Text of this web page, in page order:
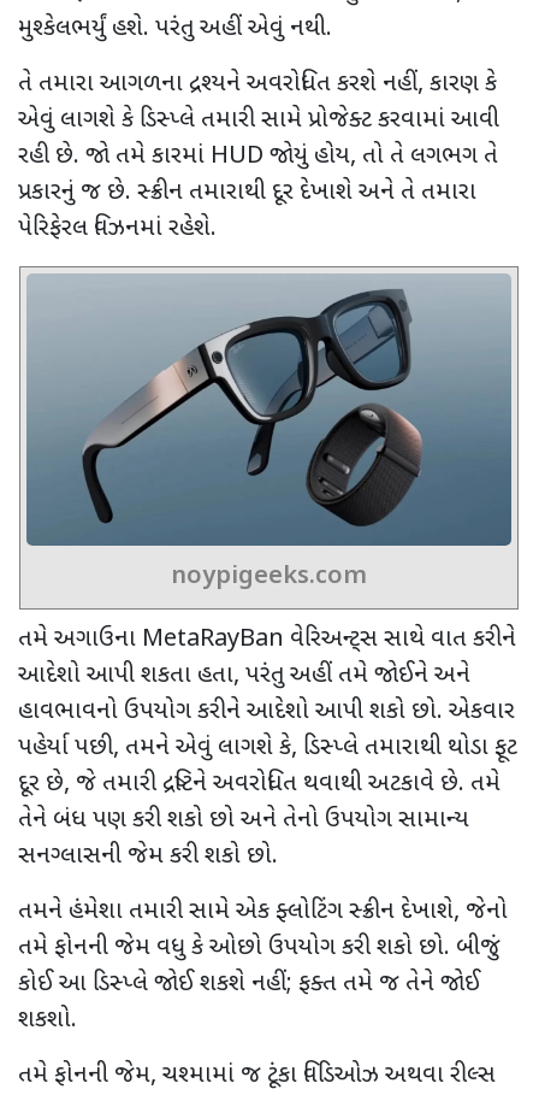
મુશ્કેલભર્યું હશે. પરંતુ અહીં એવું નથી.
તે તમારા આગળના દ્રશ્યને અવરોધિત કરશે નહીં, કારણ કે
એવું લાગશે કે ડિસ્પ્લે તમારી સામે પ્રોજેક્ટ કરવામાં આવી
રહી છે. જો તમે કારમાં HUD જોયું હોય, તો તે લગભગ તે
પ્રકારનું જ છે. સ્ક્રીન તમારાથી દૂર દેખાશે અને તે તમારા
પેરિફેરલ વિઝનમાં રહેશે.
noypigeeks.com
તમે અગાઉના MetaRayBan વેરિઅન્ટ્સ સાથે વાત કરીને
આદેશો આપી શકતા હતા, પરંતુ અહીં તમે જોઈને અને
હાવભાવનો ઉપયોગ કરીને આદેશો આપી શકો છો. એકવાર
પહેર્યા પછી, તમને એવું લાગશે કે, ડિસ્પ્લે તમારાથી થોડા ફૂટ
દૂર છે, જે તમારી દ્રષ્ટિને અવરોધિત થવાથી અટકાવે છે. તમે
તેને બંધ પણ કરી શકો છો અને તેનો ઉપયોગ સામાન્ય
સનગ્લાસની જેમ કરી શકો છો.
તમને હંમેશા તમારી સામે એક ફ્લોટિંગ સ્ક્રીન દેખાશે, જેનો
તમે ફોનની જેમ વધુ કે ઓછો ઉપયોગ કરી શકો છો. બીજું
કોઈ આ ડિસ્પ્લે જોઈ શકશે નહીં; ફક્ત તમે જ તેને જોઈ
શકશો.
તમે ફોનની જેમ, ચશ્મામાં જ ટૂંકા વિડિઓઝ અથવા રીલ્સ